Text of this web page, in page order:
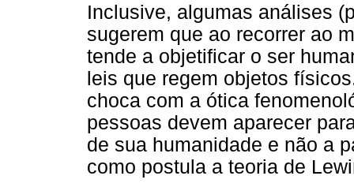
Inclusive, algumas análises
sugerem que ao recorrer ao
tende a objetificar o ser
leis que regem objetos
choca com a ótica
pessoas devem aparecer
de sua humanidade e não a
como postula a teoria de